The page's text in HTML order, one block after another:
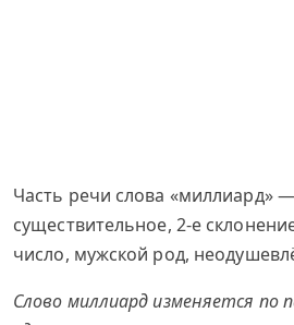
Часть речи слова «миллиард»
существительное, 2-е
число, мужской род,
Слово миллиард изменяется по